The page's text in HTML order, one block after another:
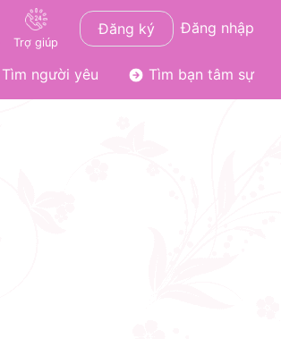
Trợ giúp
Đăng ký Đăng nhập
Tìm người yêu Tìm bạn tâm sự